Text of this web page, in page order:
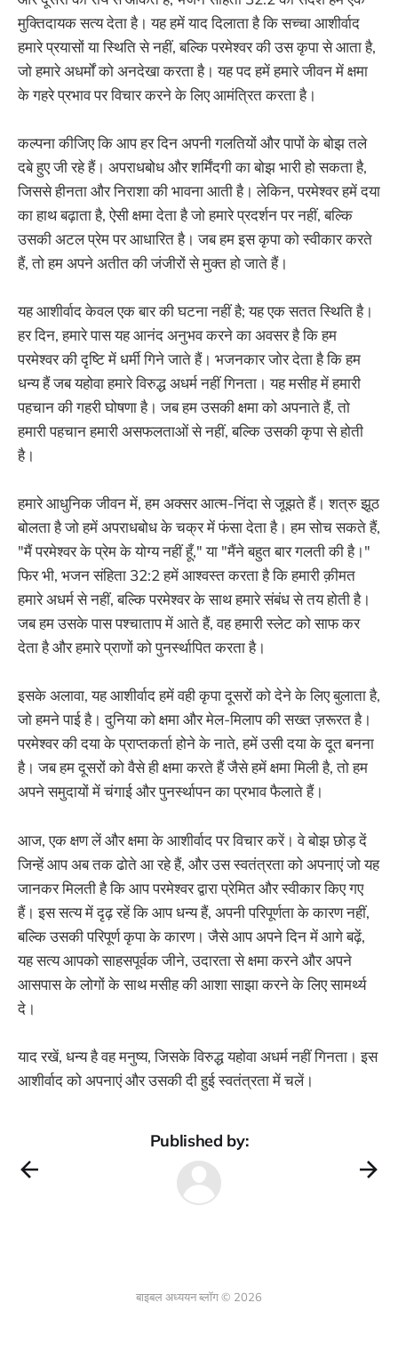
मुक्तिदायक सत्य देता है। यह हमें याद दिलाता है कि सच्चा आशीर्वाद
हमारे प्रयासों या स्थिति से नहीं, बल्कि परमेश्वर की उस कृपा से आता है,
जो हमारे अधर्मों को अनदेखा करता है। यह पद हमें हमारे जीवन में क्षमा
के गहरे प्रभाव पर विचार करने के लिए आमंत्रित करता है।
कल्पना कीजिए कि आप हर दिन अपनी गलतियों और पापों के बोझ तले
दबे हुए जी रहे हैं। अपराधबोध और शर्मिंदगी का बोझ भारी हो सकता है,
जिससे हीनता और निराशा की भावना आती है। लेकिन, परमेश्वर हमें दया
का हाथ बढ़ाता है, ऐसी क्षमा देता है जो हमारे प्रदर्शन पर नहीं, बल्कि
उसकी अटल प्रेम पर आधारित है। जब हम इस कृपा को स्वीकार करते
हैं, तो हम अपने अतीत की जंजीरों से मुक्त हो जाते हैं।
यह आशीर्वाद केवल एक बार की घटना नहीं है; यह एक सतत स्थिति है।
हर दिन, हमारे पास यह आनंद अनुभव करने का अवसर है कि हम
परमेश्वर की दृष्टि में धर्मी गिने जाते हैं। भजनकार जोर देता है कि हम
धन्य हैं जब यहोवा हमारे विरुद्ध अधर्म नहीं गिनता। यह मसीह में हमारी
पहचान की गहरी घोषणा है। जब हम उसकी क्षमा को अपनाते हैं, तो
हमारी पहचान हमारी असफलताओं से नहीं, बल्कि उसकी कृपा से होती
है।
हमारे आधुनिक जीवन में, हम अक्सर आत्म-निंदा से जूझते हैं। शत्रु झूठ
बोलता है जो हमें अपराधबोध के चक्र में फंसा देता है। हम सोच सकते हैं,
"मैं परमेश्वर के प्रेम के योग्य नहीं हूँ," या "मैंने बहुत बार गलती की है।"
फिर भी, भजन संहिता 32:2 हमें आश्वस्त करता है कि हमारी क़ीमत
हमारे अधर्म से नहीं, बल्कि परमेश्वर के साथ हमारे संबंध से तय होती है।
जब हम उसके पास पश्चाताप में आते हैं, वह हमारी स्लेट को साफ कर
देता है और हमारे प्राणों को पुनर्स्थापित करता है।
इसके अलावा, यह आशीर्वाद हमें वही कृपा दूसरों को देने के लिए बुलाता है,
जो हमने पाई है। दुनिया को क्षमा और मेल-मिलाप की सख्त ज़रूरत है।
परमेश्वर की दया के प्राप्तकर्ता होने के नाते, हमें उसी दया के दूत बनना
है। जब हम दूसरों को वैसे ही क्षमा करते हैं जैसे हमें क्षमा मिली है, तो हम
अपने समुदायों में चंगाई और पुनर्स्थापन का प्रभाव फैलाते हैं।
आज, एक क्षण लें और क्षमा के आशीर्वाद पर विचार करें। वे बोझ छोड़ दें
जिन्हें आप अब तक ढोते आ रहे हैं, और उस स्वतंत्रता को अपनाएं जो यह
जानकर मिलती है कि आप परमेश्वर द्वारा प्रेमित और स्वीकार किए गए
हैं। इस सत्य में दृढ़ रहें कि आप धन्य हैं, अपनी परिपूर्णता के कारण नहीं,
बल्कि उसकी परिपूर्ण कृपा के कारण। जैसे आप अपने दिन में आगे बढ़ें,
यह सत्य आपको साहसपूर्वक जीने, उदारता से क्षमा करने और अपने
आसपास के लोगों के साथ मसीह की आशा साझा करने के लिए सामर्थ्य
दे।
याद रखें, धन्य है वह मनुष्य, जिसके विरुद्ध यहोवा अधर्म नहीं गिनता। इस
आशीर्वाद को अपनाएं और उसकी दी हुई स्वतंत्रता में चलें।
Published by:
बाइबल अध्ययन ब्लॉग © 2026